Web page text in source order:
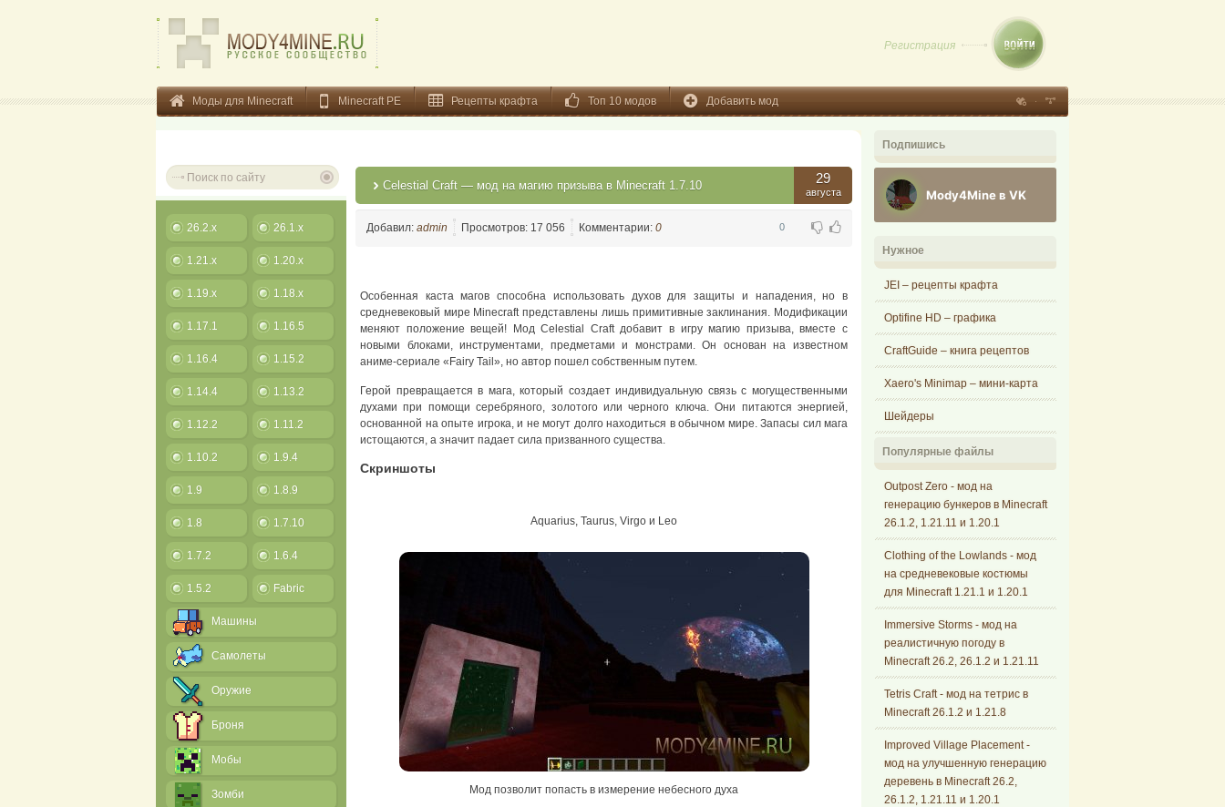
Регистрация
Моды для Minecraft Minecraft PE Рецепты крафта Топ 10 модов Добавить мод
26.2.x 26.1.x
1.21.x 1.20.x
1.19.x 1.18.x
1.17.1 1.16.5
1.16.4 1.15.2
1.14.4 1.13.2
1.12.2 1.11.2
1.10.2 1.9.4
1.9 1.8.9
1.8 1.7.10
1.7.2 1.6.4
1.5.2 Fabric
Машины
Самолеты
Оружие
Броня
Мобы
Зомби
Celestial Craft — мод на магию призыва в Minecraft 1.7.10 29
августа
Добавил: admin Просмотров: 17 056 Комментарии: 0 0
Особенная каста магов способна использовать духов для защиты и нападения, но в
средневековый мире Minecraft представлены лишь примитивные заклинания. Модификации
меняют положение вещей! Мод Celestial Craft добавит в игру магию призыва, вместе с
новыми блоками, инструментами, предметами и монстрами. Он основан на известном
аниме-сериале «Fairy Tail», но автор пошел собственным путем.
Герой превращается в мага, который создает индивидуальную связь с могущественными
духами при помощи серебряного, золотого или черного ключа. Они питаются энергией,
основанной на опыте игрока, и не могут долго находиться в обычном мире. Запасы сил мага
истощаются, а значит падает сила призванного существа.
Скриншоты
Aquarius, Taurus, Virgo и Leo
Мод позволит попасть в измерение небесного духа
Подпишись
Mody4Mine в VK
Нужное
JEI – рецепты крафта
Optifine HD – графика
CraftGuide – книга рецептов
Xaero's Minimap – мини-карта
Шейдеры
Популярные файлы
Outpost Zero - мод на
генерацию бункеров в Minecraft
26.1.2, 1.21.11 и 1.20.1
Clothing of the Lowlands - мод
на средневековые костюмы
для Minecraft 1.21.1 и 1.20.1
Immersive Storms - мод на
реалистичную погоду в
Minecraft 26.2, 26.1.2 и 1.21.11
Tetris Craft - мод на тетрис в
Minecraft 26.1.2 и 1.21.8
Improved Village Placement -
мод на улучшенную генерацию
деревень в Minecraft 26.2,
26.1.2, 1.21.11 и 1.20.1